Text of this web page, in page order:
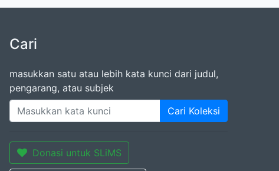
Cari
masukkan satu atau lebih kata kunci dari judul,
pengarang, atau subjek
Cari Koleksi
Donasi untuk SLiMS